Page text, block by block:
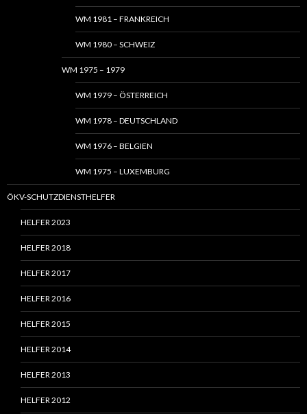
WM 1981 – FRANKREICH
WM 1980 – SCHWEIZ
WM 1975 – 1979
WM 1979 – ÖSTERREICH
WM 1978 – DEUTSCHLAND
WM 1976 – BELGIEN
WM 1975 – LUXEMBURG
ÖKV-SCHUTZDIENSTHELFER
HELFER 2023
HELFER 2018
HELFER 2017
HELFER 2016
HELFER 2015
HELFER 2014
HELFER 2013
HELFER 2012